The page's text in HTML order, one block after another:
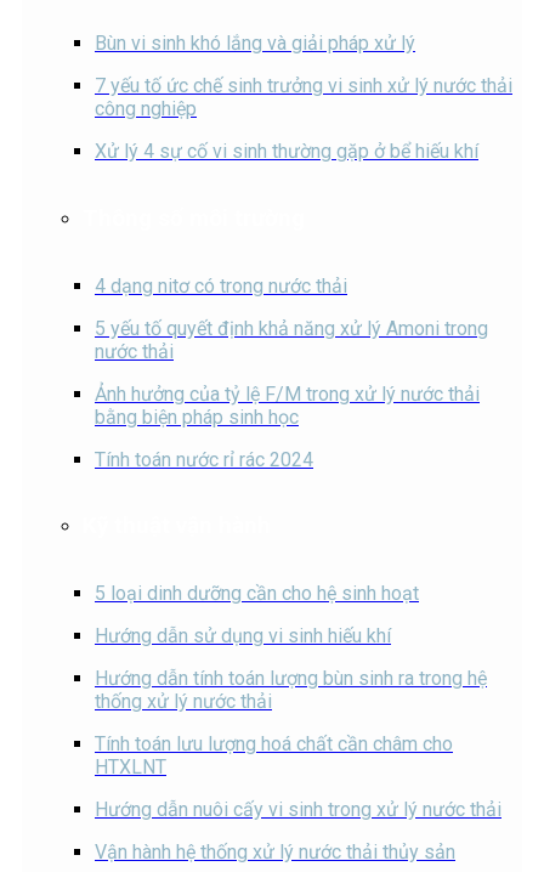
Bùn vi sinh khó lắng và giải pháp xử lý
7 yếu tố ức chế sinh trưởng vi sinh xử lý nước thải
công nghiệp
Xử lý 4 sự cố vi sinh thường gặp ở bể hiếu khí
4 dạng nitơ có trong nước thải
5 yếu tố quyết định khả năng xử lý Amoni trong
nước thải
Ảnh hưởng của tỷ lệ F/M trong xử lý nước thải
bằng biện pháp sinh học
Tính toán nước rỉ rác 2024
5 loại dinh dưỡng cần cho hệ sinh hoạt
Hướng dẫn sử dụng vi sinh hiếu khí
Hướng dẫn tính toán lượng bùn sinh ra trong hệ
thống xử lý nước thải
Tính toán lưu lượng hoá chất cần châm cho
HTXLNT
Hướng dẫn nuôi cấy vi sinh trong xử lý nước thải
Vận hành hệ thống xử lý nước thải thủy sản